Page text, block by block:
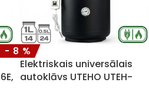
-8%
Elektriskais universālais
autoklāvs UTEHO UTEH-